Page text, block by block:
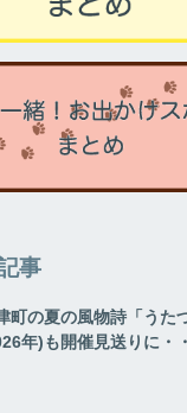
事
町の夏の風物詩「うた
年)も開催見送りに・